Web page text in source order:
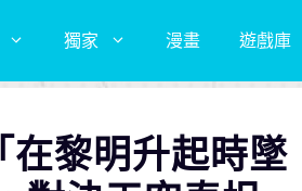
獨家 漫畫 遊戲庫
在黎明升起時墜